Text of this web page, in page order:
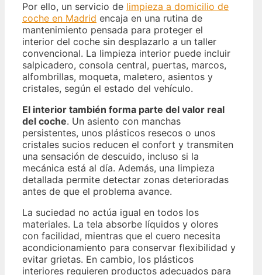
Por ello, un servicio de limpieza a domicilio de
coche en Madrid encaja en una rutina de
mantenimiento pensada para proteger el
interior del coche sin desplazarlo a un taller
convencional. La limpieza interior puede incluir
salpicadero, consola central, puertas, marcos,
alfombrillas, moqueta, maletero, asientos y
cristales, según el estado del vehículo.
El interior también forma parte del valor real
del coche. Un asiento con manchas
persistentes, unos plásticos resecos o unos
cristales sucios reducen el confort y transmiten
una sensación de descuido, incluso si la
mecánica está al día. Además, una limpieza
detallada permite detectar zonas deterioradas
antes de que el problema avance.
La suciedad no actúa igual en todos los
materiales. La tela absorbe líquidos y olores
con facilidad, mientras que el cuero necesita
acondicionamiento para conservar flexibilidad y
evitar grietas. En cambio, los plásticos
interiores requieren productos adecuados para